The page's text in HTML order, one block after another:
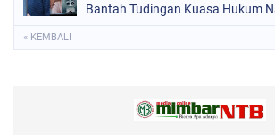
Bantah Tudingan Kuasa Hukum
« KEMBALI